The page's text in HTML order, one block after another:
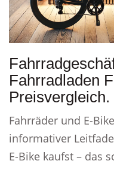
Fahrradladen
Preisvergleich.
Fahrräder und E-
informativer
E-Bike kaufst – das